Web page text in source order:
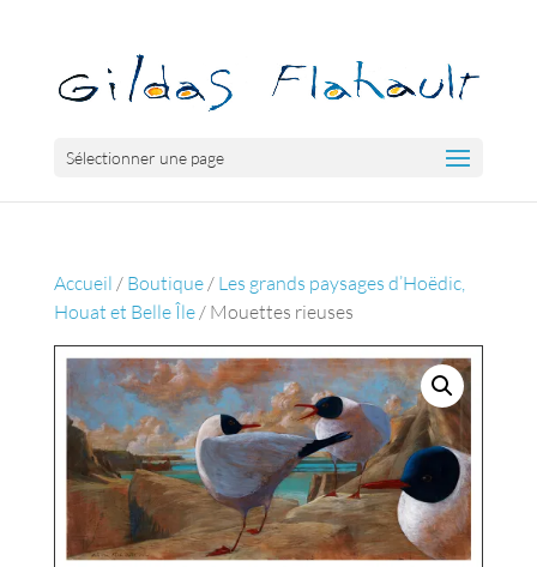
Sélectionner une page
Accueil / Boutique/ Les grands paysages d’Hoëdic,
Houat et Belle Île/ Mouettes rieuses